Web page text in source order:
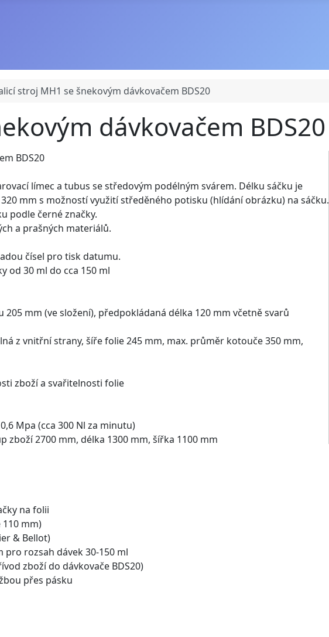
stroj MH1 se šnekovým dávkovačem BDS20
dávkovačem BDS20
BDS20
límec a tubus se středovým podélným svárem. Délku sáčku je
mm s možností využití středěného potisku (hlídání obrázku) na sáčku.
podle černé značky.
a prašných materiálů.
čísel pro tisk datumu.
od 30 ml do cca 150 ml
205 mm (ve složení), předpokládaná délka 120 mm včetně svarů
z vnitřní strany, šíře folie 245 mm, max. průměr kotouče 350 mm,
zboží a svařitelnosti folie
Mpa (cca 300 Nl za minutu)
zboží 2700 mm, délka 1300 mm, šířka 1100 mm
na folii
mm)
& Bellot)
rozsah dávek 30-150 ml
zboží do dávkovače BDS20)
přes pásku